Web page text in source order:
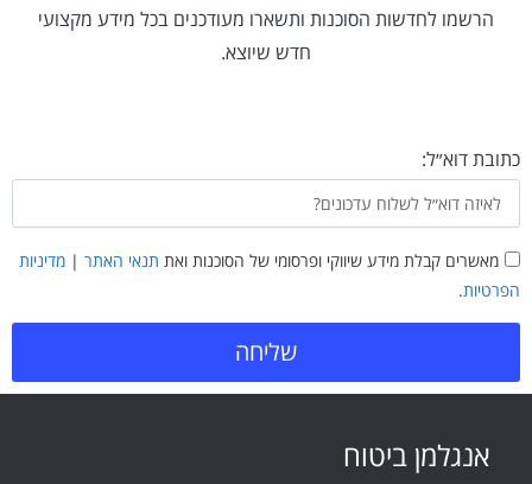
הרשמו לחדשות הסוכנות ותשארו מעודכנים בכל מידע מקצועי
חדש שיוצא.
כתובת דוא״ל:
מאשרים קבלת מידע שיווקי ופרסומי של הסוכנות ואת תנאי האתר | מדיניות
הפרטיות.
שליחה
אנגלמן ביטוח